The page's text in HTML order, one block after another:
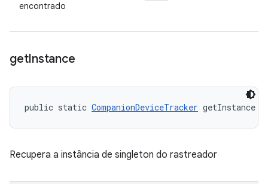
encontrado
getInstance
public static CompanionDeviceTracker getInstance
Recupera a instância de singleton do rastreador